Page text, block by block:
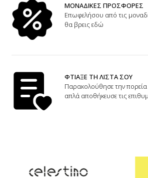
ΜΟΝΑΔΙΚΕΣ ΠΡΟΣΦΟΡΕΣ
Επωφελήσου από τις
θα βρεις εδώ
ΦΤΙΑΞΕ ΤΗ ΛΙΣΤΑ ΣΟΥ
Παρακολούθησε την πορεία
απλά αποθήκευσε τις